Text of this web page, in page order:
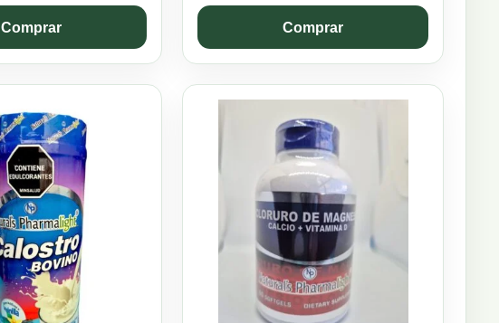
Comprar
was:
$230.890.
is:
$207.801.
Comprar